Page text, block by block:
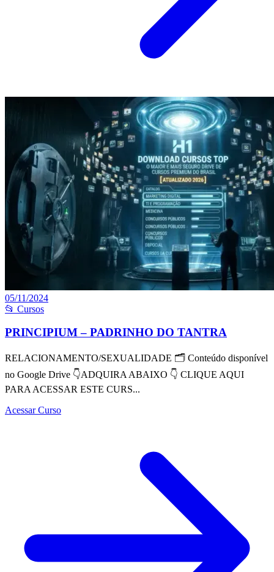
05/11/2024
📂 Cursos
PRINCIPIUM – PADRINHO DO TANTRA
RELACIONAMENTO/SEXUALIDADE 🗂 Conteúdo disponível
no Google Drive 👇ADQUIRA ABAIXO 👇 CLIQUE AQUI
PARA ACESSAR ESTE CURS...
Acessar Curso